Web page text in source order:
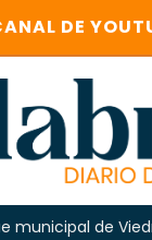
DE
de Viedma